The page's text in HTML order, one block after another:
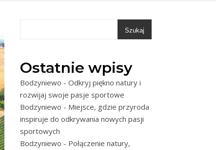
Szukaj
Ostatnie wpisy
Bodzyniewo - Odkryj piękno natury i
rozwijaj swoje pasje sportowe
Bodzyniewo - Miejsce, gdzie przyroda
inspiruje do odkrywania nowych pasji
sportowych
Bodzyniewo - Połączenie natury,